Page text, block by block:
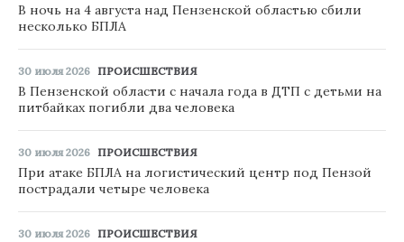
В ночь на 4 августа над Пензенской областью сбили
несколько БПЛА
30 июля 2026 ПРОИСШЕСТВИЯ
В Пензенской области с начала года в ДТП с детьми на
питбайках погибли два человека
30 июля 2026 ПРОИСШЕСТВИЯ
При атаке БПЛА на логистический центр под Пензой
пострадали четыре человека
30 июля 2026 ПРОИСШЕСТВИЯ